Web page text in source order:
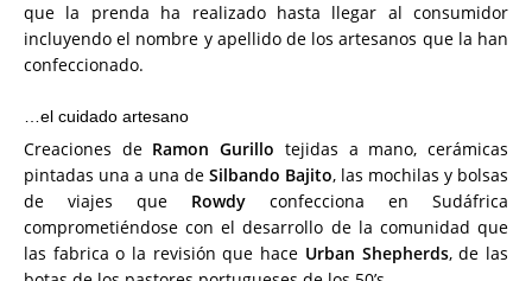
que la prenda ha realizado hasta llegar al consumidor
incluyendo el nombre y apellido de los artesanos que la han
confeccionado.
…el cuidado artesano
Creaciones de Ramon Gurillo tejidas a mano, cerámicas
pintadas una a una de Silbando Bajito, las mochilas y bolsas
de viajes que Rowdy confecciona en Sudáfrica
comprometiéndose con el desarrollo de la comunidad que
las fabrica o la revisión que hace Urban Shepherds, de las